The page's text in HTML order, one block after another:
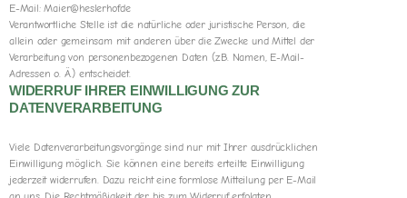
E-Mail: Maier@heslerhof.de
Verantwortliche Stelle ist die natürliche oder juristische Person, die
allein oder gemeinsam mit anderen über die Zwecke und Mittel der
Verarbeitung von personenbezogenen Daten (z.B. Namen, E-Mail-
Adressen o. Ä.) entscheidet.
WIDERRUF IHRER EINWILLIGUNG ZUR
DATENVERARBEITUNG
Viele Datenverarbeitungsvorgänge sind nur mit Ihrer ausdrücklichen
Einwilligung möglich. Sie können eine bereits erteilte Einwilligung
jederzeit widerrufen. Dazu reicht eine formlose Mitteilung per E-Mail